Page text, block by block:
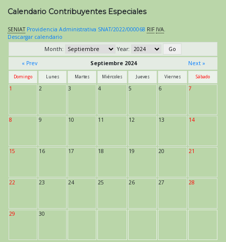
Calendario Contribuyentes Especiales
SENIAT Providencia Administrativa SNAT/2022/000068 RIF IVA.
Descargar calendario
Month:
Year:
« Prev
Septiembre 2024 Next »
Domingo Lunes Martes Miércoles Jueves Viernes Sábado
1 2 3 4 5 6 7
8 9 10 11 12 13 14
15 16 17 18 19 20 21
22 23 24 25 26 27 28
29 30